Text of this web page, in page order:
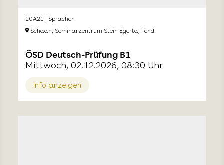
10A21 | Sprachen
Schaan, Seminarzentrum Stein Egerta, Tend
ÖSD Deutsch-Prüfung B1
Mittwoch, 02.12.2026, 08:30 Uhr
Info anzeigen